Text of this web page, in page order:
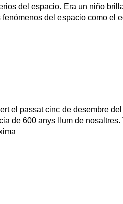
del espacio. Era un niño
del espacio como el
el passat cinc de desembre
de 600 anys llum de nosaltres.